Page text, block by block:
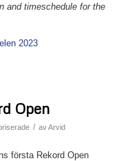
and timeschedule for the
2023
Open
/ avArvid
första Rekord Open